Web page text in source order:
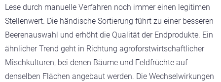
Lese durch manuelle Verfahren noch immer einen legitimen
Stellenwert. Die händische Sortierung führt zu einer besseren
Beerenauswahl und erhöht die Qualität der Endprodukte. Ein
ähnlicher Trend geht in Richtung agroforstwirtschaftlicher
Mischkulturen, bei denen Bäume und Feldfrüchte auf
denselben Flächen angebaut werden. Die Wechselwirkungen